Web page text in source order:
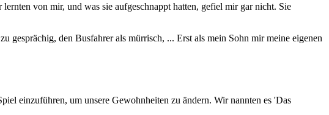
von mir, und was sie aufgeschnappt hatten, gefiel mir gar nicht. Sie
gesprächig, den Busfahrer als mürrisch, ... Erst als mein Sohn mir meine eigenen
einzuführen, um unsere Gewohnheiten zu ändern. Wir nannten es 'Das